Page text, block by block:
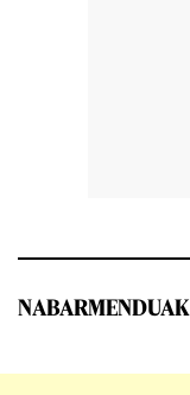
NABARMENDUAK